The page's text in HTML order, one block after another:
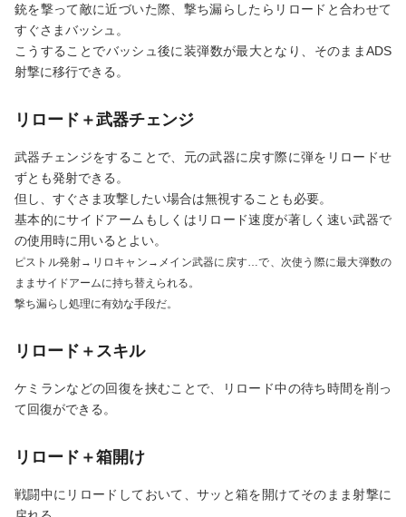
銃を撃って敵に近づいた際、撃ち漏らしたらリロードと合わせて
すぐさまバッシュ。
こうすることでバッシュ後に装弾数が最大となり、そのままADS
射撃に移行できる。
リロード＋武器チェンジ
武器チェンジをすることで、元の武器に戻す際に弾をリロードせ
ずとも発射できる。
但し、すぐさま攻撃したい場合は無視することも必要。
基本的にサイドアームもしくはリロード速度が著しく速い武器で
の使用時に用いるとよい。
ピストル発射→リロキャン→メイン武器に戻す…で、次使う際に最大弾数の
ままサイドアームに持ち替えられる。
撃ち漏らし処理に有効な手段だ。
リロード＋スキル
ケミランなどの回復を挟むことで、リロード中の待ち時間を削っ
て回復ができる。
リロード＋箱開け
戦闘中にリロードしておいて、サッと箱を開けてそのまま射撃に